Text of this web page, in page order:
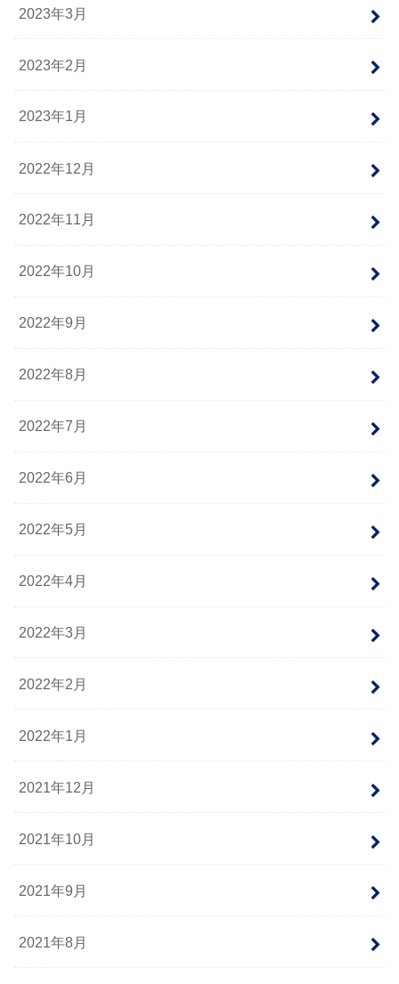
2023年3月
2023年2月
2023年1月
2022年12月
2022年11月
2022年10月
2022年9月
2022年8月
2022年7月
2022年6月
2022年5月
2022年4月
2022年3月
2022年2月
2022年1月
2021年12月
2021年10月
2021年9月
2021年8月